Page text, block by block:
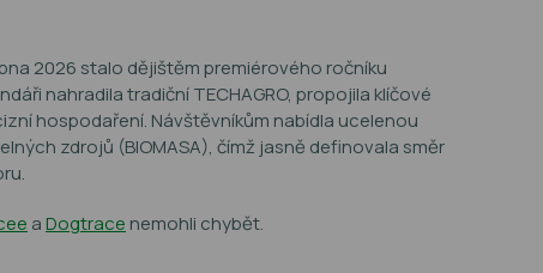
2026 stalo dějištěm premiérového ročníku
nahradila tradiční TECHAGRO, propojila klíčové
hospodaření. Návštěvníkům nabídla ucelenou
zdrojů (BIOMASA), čímž jasně definovala směr
aDogtrace nemohli chybět.